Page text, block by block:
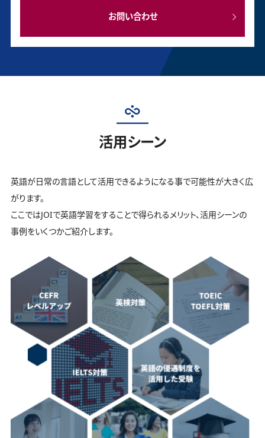
お問い合わせ
活用シーン
英語が日常の言語として活用できるようになる事で可能性が大きく広
がります。
ここではJOIで英語学習をすることで得られるメリット、活用シーンの
事例をいくつかご紹介します。